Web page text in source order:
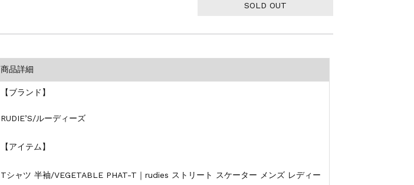
SOLD OUT
商品詳細
【ブランド】
RUDIE’S/ルーディーズ
【アイテム】
Tシャツ 半袖/VEGETABLE PHAT-T｜rudies ストリート スケーター メンズ レディー